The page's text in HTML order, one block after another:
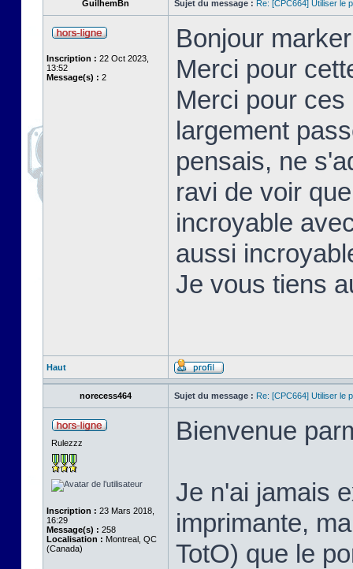
GuilhemBn Sujet du message : Re: [CPC664] Utiliser le
Inscription : 22 Oct 2023,
13:52
Message(s) : 2
Bonjour
Merci pour
Merci pour
largement
pensais, ne
ravi de voir
incroyable
aussi
Je vous tiens
Haut
norecess464 Sujet du message : Re: [CPC664] Utiliser le
Rulezzz
Inscription : 23 Mars 2018,
16:29
Message(s) : 258
Localisation : Montreal, QC
(Canada)
Bienvenue
Je n'ai jamais
imprimante,
TotO) que le